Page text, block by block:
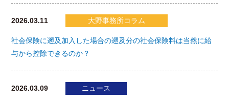
2026.03.11 大野事務所コラム
社会保険に遡及加入した場合の遡及分の社会保険料は当然に給
与から控除できるのか？
2026.03.09 ニュース